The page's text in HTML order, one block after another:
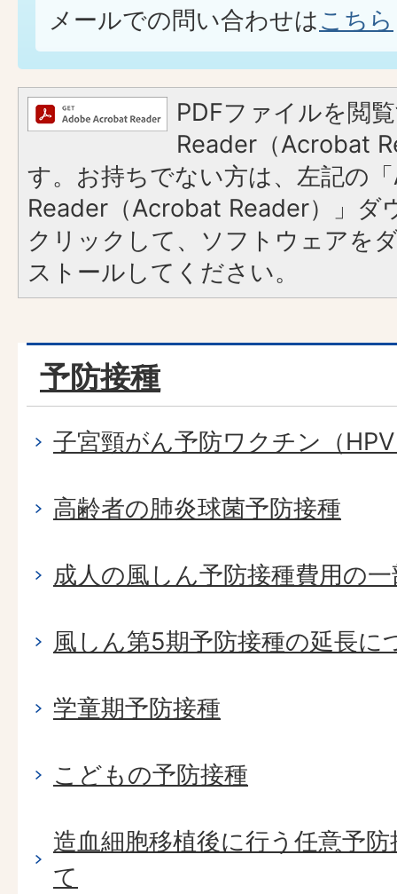
メールでの問い合わせはこちら
PDFファイルを閲
Reader（Acrobat
す。お持ちでない方は、左記の
Reader（Acrobat Reader）」ダ
クリックして、ソフトウェアを
ストールしてください。
予防接種
子宮頸がん予防ワクチン（
高齢者の肺炎球菌予防接種
成人の風しん予防接種費用の
風しん第5期予防接種の延長に
学童期予防接種
こどもの予防接種
造血細胞移植後に行う任意予
て